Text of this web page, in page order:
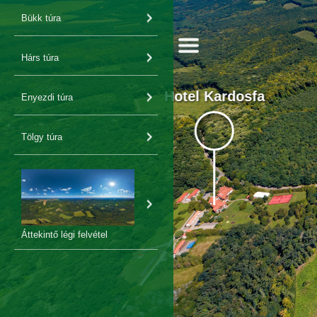
Bükk túra
Hárs túra
Enyezdi túra
Tölgy túra
Áttekintő légi felvétel
Hotel Kardosfa